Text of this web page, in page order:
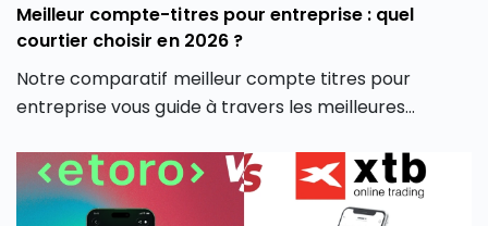
Meilleur compte-titres pour entreprise : quel
courtier choisir en 2026 ?
Notre comparatif meilleur compte titres pour
entreprise vous guide à travers les meilleures
éclairé, adapté à votre stratégie d’investissement
professionnelle.